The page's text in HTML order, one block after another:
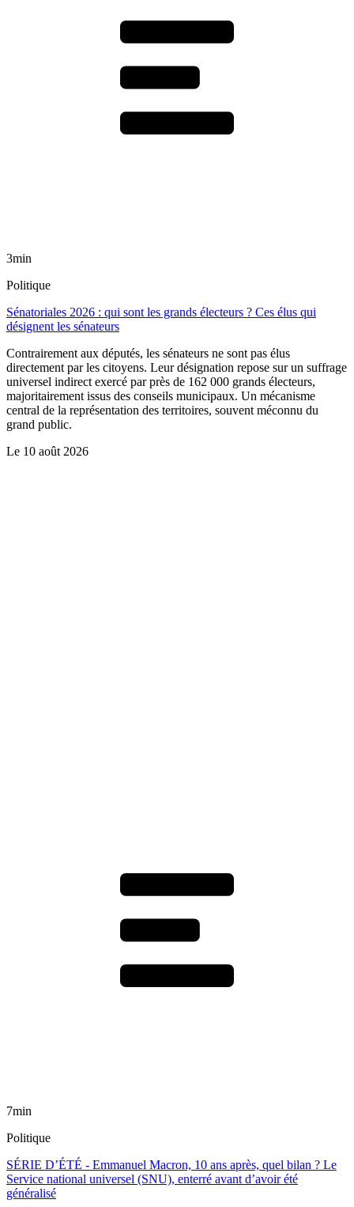
3min
Politique
Sénatoriales 2026 : qui sont les grands électeurs ? Ces élus qui
désignent les sénateurs
Contrairement aux députés, les sénateurs ne sont pas élus
directement par les citoyens. Leur désignation repose sur un suffrage
universel indirect exercé par près de 162 000 grands électeurs,
majoritairement issus des conseils municipaux. Un mécanisme
central de la représentation des territoires, souvent méconnu du
grand public.
Le 10 août 2026
7min
Politique
SÉRIE D’ÉTÉ - Emmanuel Macron, 10 ans après, quel bilan ? Le
Service national universel (SNU), enterré avant d’avoir été
généralisé